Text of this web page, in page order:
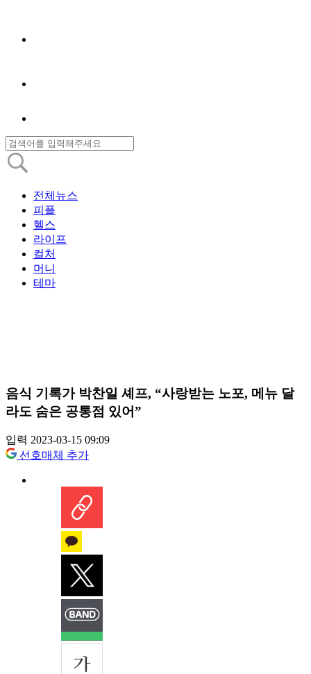
전체뉴스
피플
헬스
라이프
컬처
머니
테마
음식 기록가 박찬일 셰프, “사랑받는 노포, 메뉴 달
라도 숨은 공통점 있어”
입력 2023-03-15 09:09
선호매체 추가